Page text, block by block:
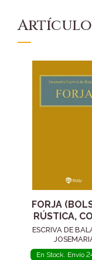
FORJA
RÚSTICA,
ESCRIVA DE
En Stock. Envío